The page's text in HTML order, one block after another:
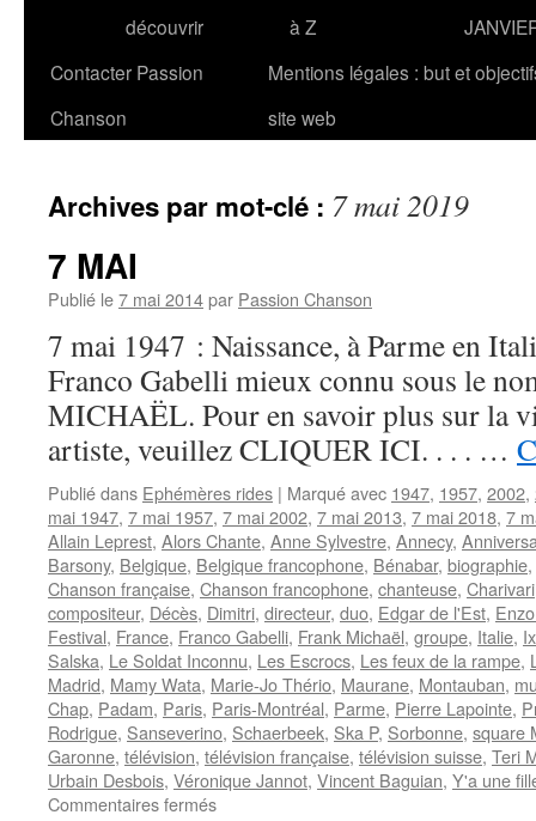
découvrir
à Z
Contacter Passion
Chanson
Mentions légales : but et
site web
Archives par mot-clé : 7 mai 2019
7 MAI
Publié le7 mai 2014par Passion Chanson
7 mai 1947 : Naissance, à Parme en
Franco Gabelli mieux connu sous le
MICHAËL. Pour en savoir plus sur la
artiste, veuillez CLIQUER ICI. . . . …
Publié dans Ephémères rides | Marqué avec 1947, 1957, 2002,
mai 1947, 7 mai 1957, 7 mai 2002, 7 mai 2013, 7 mai 2018, 7
Allain Leprest, Alors Chante, Anne Sylvestre, Annecy,
Barsony, Belgique, Belgique francophone, Bénabar, biographie,
Chanson française, Chanson francophone, chanteuse, Charivari
compositeur, Décès, Dimitri, directeur, duo, Edgar de l'Est,
Festival, France, Franco Gabelli, Frank Michaël, groupe, Italie,
Salska, Le Soldat Inconnu, Les Escrocs, Les feux de la rampe,
Madrid, Mamy Wata, Marie-Jo Thério, Maurane, Montauban,
Chap, Padam, Paris, Paris-Montréal, Parme, Pierre Lapointe,
Rodrigue, Sanseverino, Schaerbeek, Ska P, Sorbonne, square
Garonne, télévision, télévision française, télévision suisse, Teri
Urbain Desbois, Véronique Jannot, Vincent Baguian, Y'a une
Commentaires ferméssur